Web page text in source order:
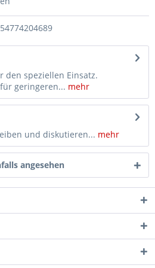
den speziellen Einsatz.
geringeren... mehr
und diskutieren... mehr
angesehen